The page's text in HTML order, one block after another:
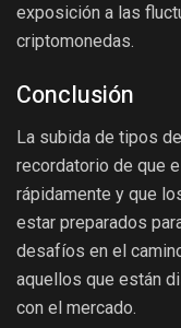
exposición a las
criptomonedas.
Conclusión
La subida de tipos
recordatorio de que
rápidamente y que
estar preparados
desafíos en el
aquellos que están
con el mercado.